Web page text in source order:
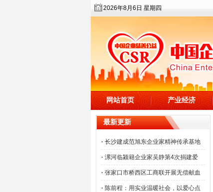
2026年8月6日 星期四
网站首页 产业经济
最新更新
· 长沙建成范旭东企业家精神传承基地
· 漯河临颍籍企业家吴静第4次捐建爱
· 张家口市桥西区工商联开展无偿献血
· 陈前程：用实业温暖社会，以爱心点